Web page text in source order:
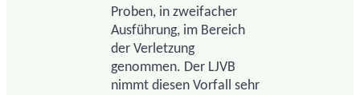
Proben, in zweifacher
Ausführung, im Bereich
der Verletzung
genommen. Der LJVB
nimmt diesen Vorfall sehr